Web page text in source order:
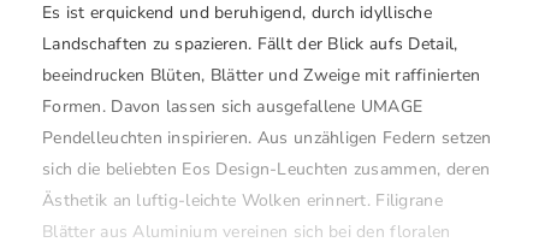
Es ist erquickend und beruhigend, durch idyllische
Landschaften zu spazieren. Fällt der Blick aufs Detail,
beeindrucken Blüten, Blätter und Zweige mit raffinierten
Formen. Davon lassen sich ausgefallene UMAGE
Pendelleuchten inspirieren. Aus unzähligen Federn setzen
sich die beliebten Eos Design-Leuchten zusammen, deren
Ästhetik an luftig-leichte Wolken erinnert. Filigrane
Blätter aus Aluminium vereinen sich bei den floralen